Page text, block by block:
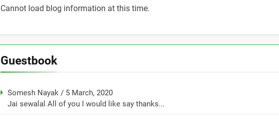
Cannot load blog information at this time.
Guestbook
Somesh Nayak / 5 March, 2020
Jai sewalal All of you I would like say thanks...